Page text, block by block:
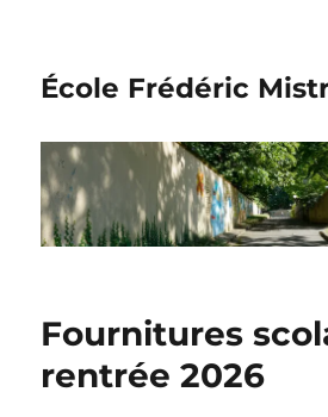
École Frédéric
Fournitures
rentrée 2026